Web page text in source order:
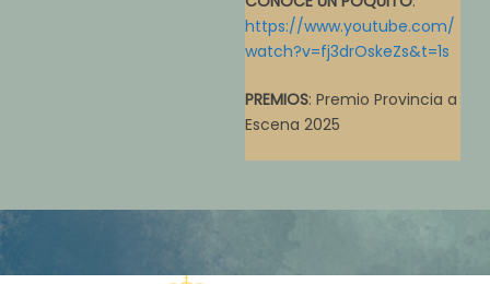
https://www.youtube.com/
watch?v=fj3drOskeZs&t=1s
PREMIOS: Premio Provincia a
Escena 2025